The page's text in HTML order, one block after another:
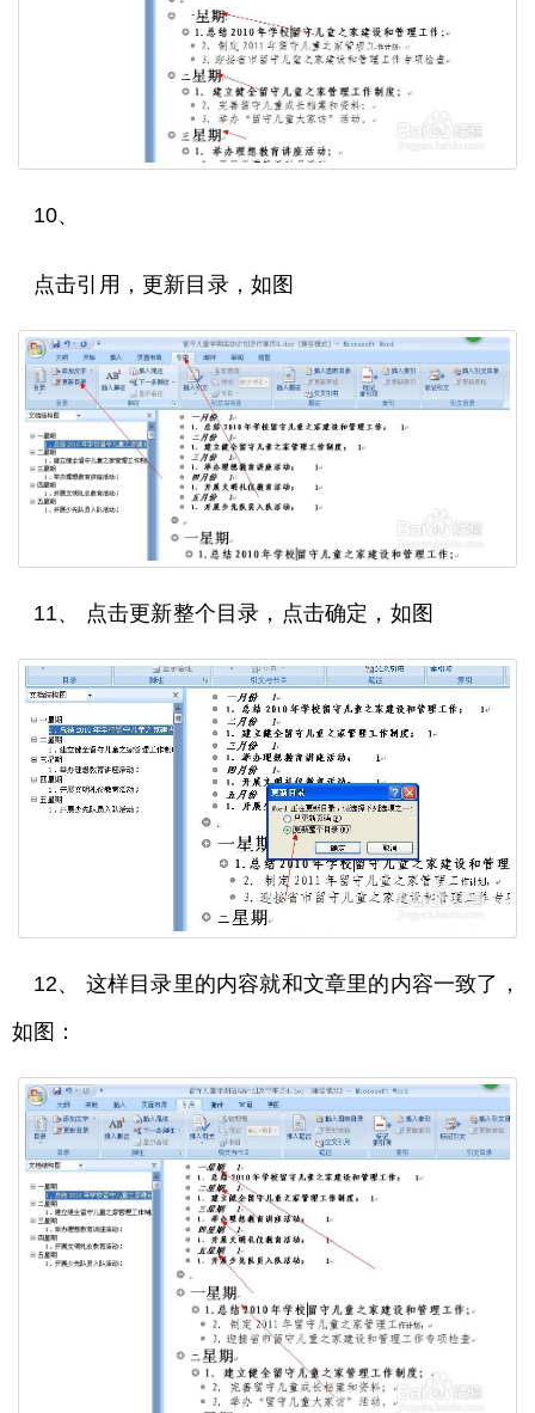
10、
点击引用，更新目录，如图
11、 点击更新整个目录，点击确定，如图
12、 这样目录里的内容就和文章里的内容一致了，
如图：